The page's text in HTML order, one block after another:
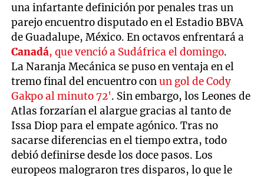
una infartante definición por penales tras un
parejo encuentro disputado en el Estadio BBVA
de Guadalupe, México. En octavos enfrentará a
Canadá, que venció a Sudáfrica el domingo.
La Naranja Mecánica se puso en ventaja en el
tremo final del encuentro conun gol de Cody
Gakpo al minuto 72'. Sin embargo, los Leones de
Atlas forzarían el alargue gracias al tanto de
Issa Diop para el empate agónico. Tras no
sacarse diferencias en el tiempo extra, todo
debió definirse desde los doce pasos. Los
europeos malograron tres disparos, lo que le